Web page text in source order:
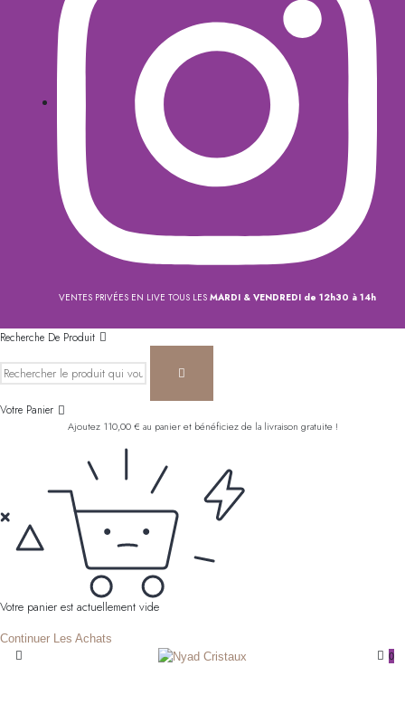
VENTES PRIVÉES EN LIVE TOUS LES MARDI & VENDREDI de 12h30 à 14h
Recherche De Produit
Votre Panier
Ajoutez 110,00€ au panier et bénéficiez de la livraison gratuite !
Votre panier est actuellement vide
Continuer Les Achats
0